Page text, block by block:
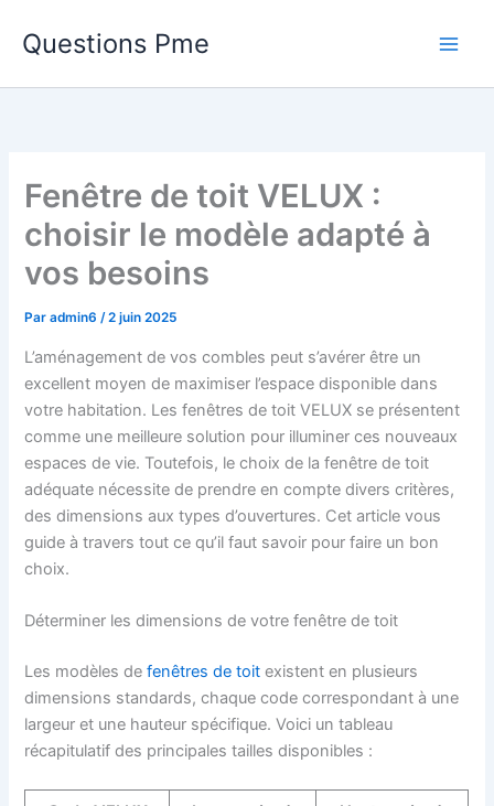
Questions Pme
Fenêtre de toit VELUX :
choisir le modèle adapté à
vos besoins
Paradmin6/2 juin 2025
L’aménagement de vos combles peut s’avérer être un
excellent moyen de maximiser l’espace disponible dans
votre habitation. Les fenêtres de toit VELUX se présentent
comme une meilleure solution pour illuminer ces nouveaux
espaces de vie. Toutefois, le choix de la fenêtre de toit
adéquate nécessite de prendre en compte divers critères,
des dimensions aux types d’ouvertures. Cet article vous
guide à travers tout ce qu’il faut savoir pour faire un bon
choix.
Déterminer les dimensions de votre fenêtre de toit
Les modèles defenêtres de toit existent en plusieurs
dimensions standards, chaque code correspondant à une
largeur et une hauteur spécifique. Voici un tableau
récapitulatif des principales tailles disponibles :